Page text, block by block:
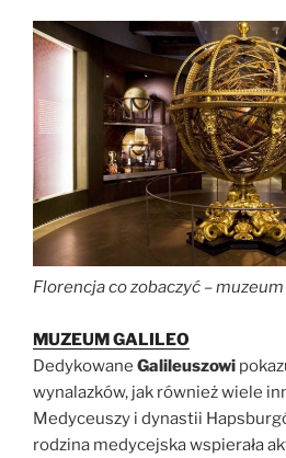
Florencja co zobaczyć –
MUZEUM GALILEO
Dedykowane Galileuszowi
wynalazków, jak również wiele
Medyceuszy i dynastii
rodzina medycejska wspierała